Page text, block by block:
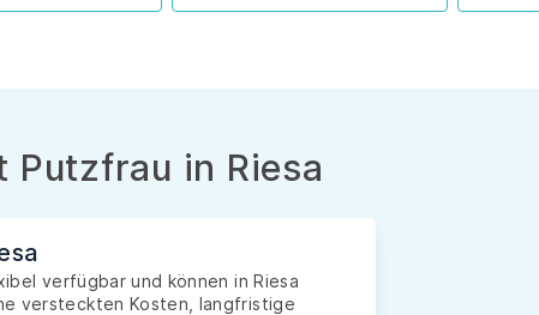
Putzfrau in Riesa
verfügbar und können in Riesa
versteckten Kosten, langfristige